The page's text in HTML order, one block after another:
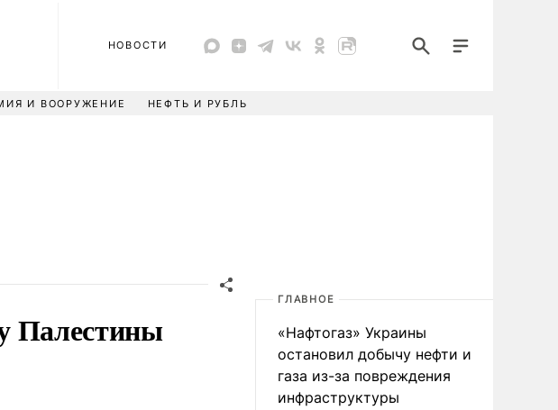
НОВОСТИ
И ВООРУЖЕНИЕ НЕФТЬ И РУБЛЬ
Палестины
ГЛАВНОЕ
«Нафтогаз» Украины
остановил добычу нефти и
газа из-за повреждения
инфраструктуры